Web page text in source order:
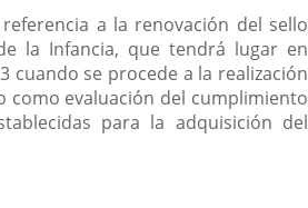
a la renovación del sello
la Infancia, que tendrá lugar en
cuando se procede a la realización
como evaluación del cumplimiento
para la adquisición del